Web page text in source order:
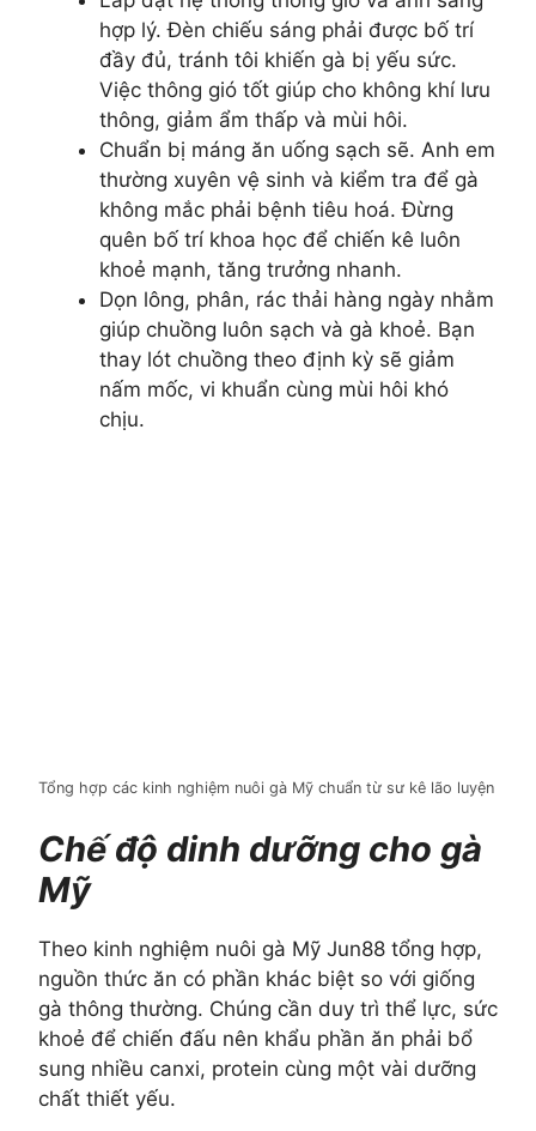
hợp lý. Đèn chiếu sáng phải được bố trí
đầy đủ, tránh tôi khiến gà bị yếu sức.
Việc thông gió tốt giúp cho không khí lưu
thông, giảm ẩm thấp và mùi hôi.
Chuẩn bị máng ăn uống sạch sẽ. Anh em
thường xuyên vệ sinh và kiểm tra để gà
không mắc phải bệnh tiêu hoá. Đừng
quên bố trí khoa học để chiến kê luôn
khoẻ mạnh, tăng trưởng nhanh.
Dọn lông, phân, rác thải hàng ngày nhằm
giúp chuồng luôn sạch và gà khoẻ. Bạn
thay lót chuồng theo định kỳ sẽ giảm
nấm mốc, vi khuẩn cùng mùi hôi khó
chịu.
Tổng hợp các kinh nghiệm nuôi gà Mỹ chuẩn từ sư kê lão luyện
Chế độ dinh dưỡng cho gà
Mỹ
Theo kinh nghiệm nuôi gà Mỹ Jun88 tổng hợp,
nguồn thức ăn có phần khác biệt so với giống
gà thông thường. Chúng cần duy trì thể lực, sức
khoẻ để chiến đấu nên khẩu phần ăn phải bổ
sung nhiều canxi, protein cùng một vài dưỡng
chất thiết yếu.